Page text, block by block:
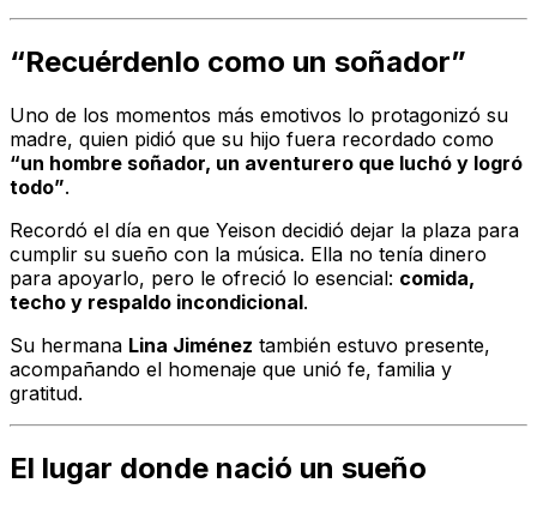
“Recuérdenlo como un soñador”
Uno de los momentos más emotivos lo protagonizó su
madre, quien pidió que su hijo fuera recordado como
“un hombre soñador, un aventurero que luchó y logró
todo”.
Recordó el día en que Yeison decidió dejar la plaza para
cumplir su sueño con la música. Ella no tenía dinero
para apoyarlo, pero le ofreció lo esencial: comida,
techo y respaldo incondicional.
Su hermana Lina Jiménez también estuvo presente,
acompañando el homenaje que unió fe, familia y
gratitud.
El lugar donde nació un sueño